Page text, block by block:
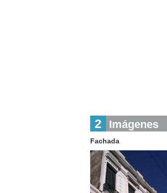
2 Imágenes
Fachada